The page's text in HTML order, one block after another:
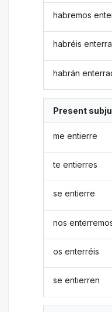
habremos
habréis
habrán
Present
me entierre
te entierres
se entierre
nos
os enterréis
se entierren